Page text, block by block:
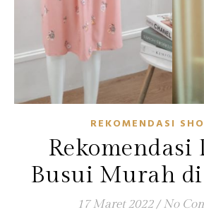
REKOMENDASI
Rekomendasi
Busui Murah di
17 Maret 2022 / No